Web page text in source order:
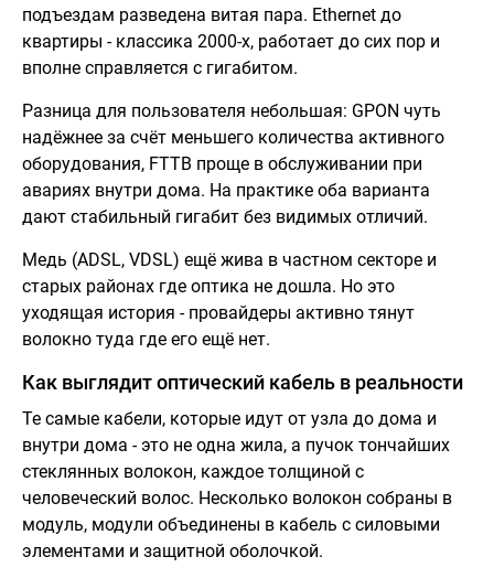
подъездам разведена витая пара. Ethernet до
квартиры - классика 2000-х, работает до сих пор и
вполне справляется с гигабитом.
Разница для пользователя небольшая: GPON чуть
надёжнее за счёт меньшего количества активного
оборудования, FTTB проще в обслуживании при
авариях внутри дома. На практике оба варианта
дают стабильный гигабит без видимых отличий.
Медь (ADSL, VDSL) ещё жива в частном секторе и
старых районах где оптика не дошла. Но это
уходящая история - провайдеры активно тянут
волокно туда где его ещё нет.
Как выглядит оптический кабель в реальности
Те самые кабели, которые идут от узла до дома и
внутри дома - это не одна жила, а пучок тончайших
стеклянных волокон, каждое толщиной с
человеческий волос. Несколько волокон собраны в
модуль, модули объединены в кабель с силовыми
элементами и защитной оболочкой.